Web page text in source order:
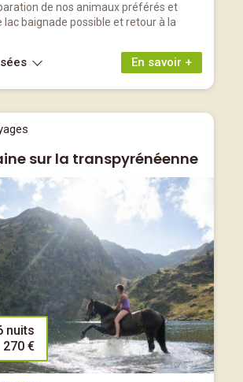
de nos animaux préférés et
lac baignade possible et retour à la
En savoir +
sur la transpyrénéenne
nuits
270 €